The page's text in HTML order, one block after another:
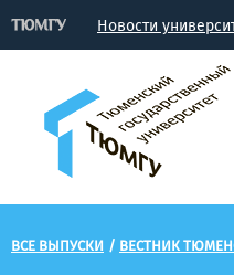
Новости
ВСЕ ВЫПУСКИ / ВЕСТНИК